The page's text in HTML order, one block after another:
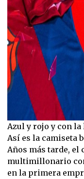
Azul y rojo y con la
Así es la camiseta
Años más tarde, el
multimillonario
en la primera